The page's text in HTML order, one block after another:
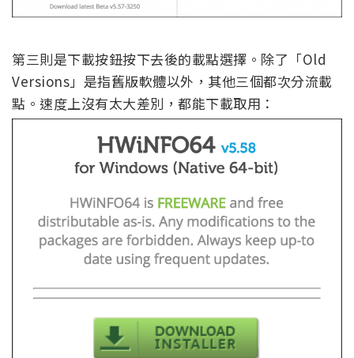
第三則是下載按鈕按下去後的載點選擇。除了「Old
Versions」是指舊版軟體以外，其他三個都次分流載
點。速度上沒有太大差別，都能下載取用：